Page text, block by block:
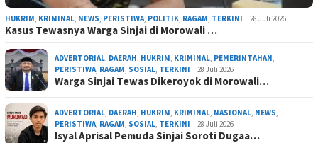
HUKRIM KRIMINAL NEWS PERISTIWA POLITIK RAGAM TERKINI 28 Juli 2026
Kasus Tewasnya Warga Sinjai di Morowali …
ADVERTORIAL DAERAH HUKRIM KRIMINAL PEMERINTAHAN
PERISTIWA RAGAM SOSIAL TERKINI 28 Juli 2026
Warga Sinjai Tewas Dikeroyok di Morowali…
ADVERTORIAL DAERAH HUKRIM KRIMINAL NASIONAL NEWS
PERISTIWA RAGAM SOSIAL TERKINI 28 Juli 2026
Isyal Aprisal Pemuda Sinjai Soroti Dugaa…